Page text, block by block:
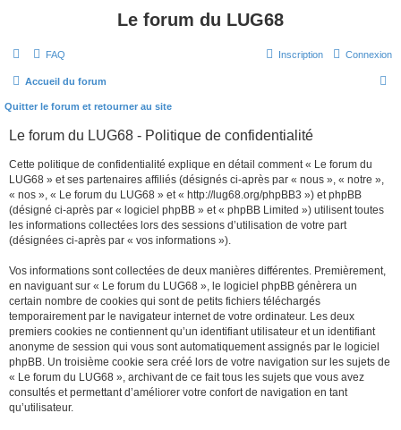
Le forum du LUG68
FAQ Connexion
Inscription
Accueil du forum
Quitter le forum et retourner au site
Le forum du LUG68 - Politique de confidentialité
Cette politique de confidentialité explique en détail comment « Le forum du
LUG68 » et ses partenaires affiliés (désignés ci-après par « nous », « notre »,
« nos », « Le forum du LUG68 » et « http://lug68.org/phpBB3 ») et phpBB
(désigné ci-après par « logiciel phpBB » et « phpBB Limited ») utilisent toutes
les informations collectées lors des sessions d’utilisation de votre part
(désignées ci-après par « vos informations »).
Vos informations sont collectées de deux manières différentes. Premièrement,
en naviguant sur « Le forum du LUG68 », le logiciel phpBB génèrera un
certain nombre de cookies qui sont de petits fichiers téléchargés
temporairement par le navigateur internet de votre ordinateur. Les deux
premiers cookies ne contiennent qu’un identifiant utilisateur et un identifiant
anonyme de session qui vous sont automatiquement assignés par le logiciel
phpBB. Un troisième cookie sera créé lors de votre navigation sur les sujets de
« Le forum du LUG68 », archivant de ce fait tous les sujets que vous avez
consultés et permettant d’améliorer votre confort de navigation en tant
qu’utilisateur.